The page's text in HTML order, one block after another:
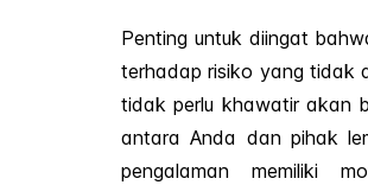
Penting untuk diingat
terhadap risiko yang tidak
tidak perlu khawatir akan
antara Anda dan pihak
pengalaman memiliki